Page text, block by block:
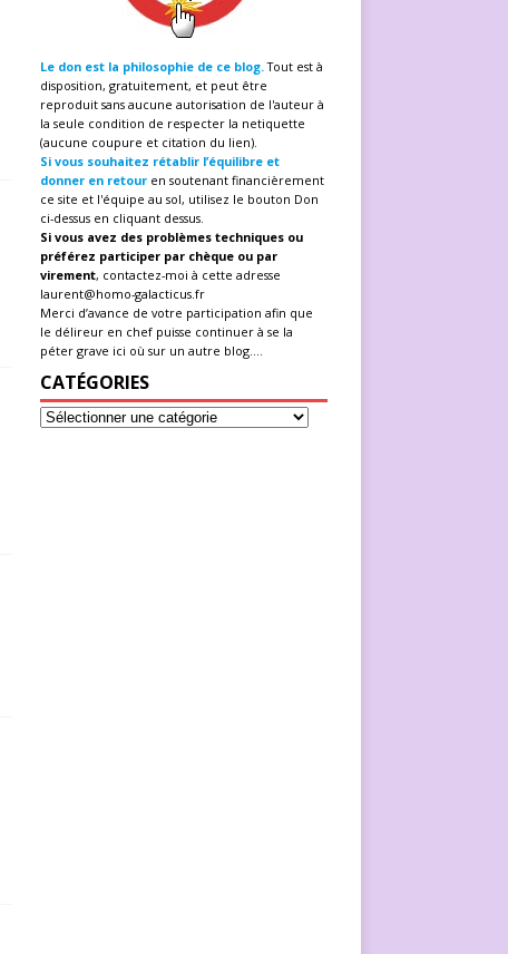
Le don est la philosophie de ce blog.Tout est à
disposition, gratuitement, et peut être
reproduit sans aucune autorisation de l'auteur à
la seule condition de respecter la netiquette
(aucune coupure et citation du lien).
Si vous souhaitez rétablir l’équilibre et
donner en retour en soutenant financièrement
ce site et l'équipe au sol, utilisez le bouton Don
ci-dessus en cliquant dessus.
Si vous avez des problèmes techniques ou
préférez participer par chèque ou par
virement, contactez-moi à cette adresse
laurent@homo-galacticus.fr
Merci d’avance de votre participation afin que
le délireur en chef puisse continuer à se la
péter grave ici où sur un autre blog....
CATÉGORIES